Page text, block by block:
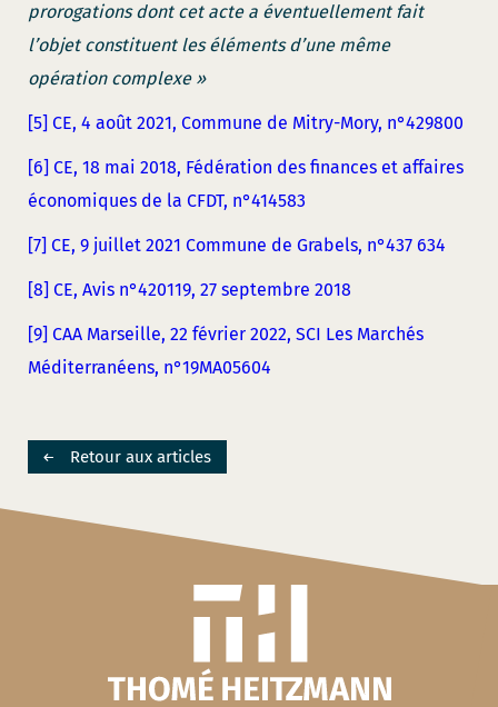
prorogations dont cet acte a éventuellement fait
l’objet constituent les éléments d’une même
opération complexe »
[5] CE, 4 août 2021, Commune de Mitry-Mory, n°429800
[6] CE, 18 mai 2018, Fédération des finances et affaires
économiques de la CFDT, n°414583
[7] CE, 9 juillet 2021 Commune de Grabels, n°437 634
[8] CE, Avis n°420119, 27 septembre 2018
[9] CAA Marseille, 22 février 2022, SCI Les Marchés
Méditerranéens, n°19MA05604
Retour aux articles